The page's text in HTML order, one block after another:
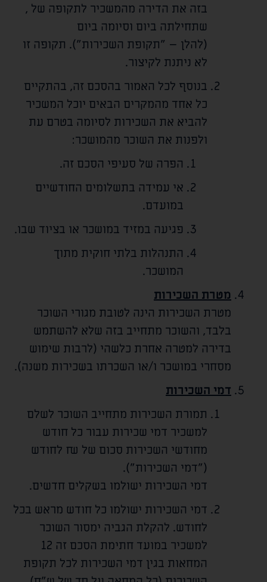
בזה את הדירה מהמשכיר לתקופה של ,
שתחילתה ביום וסיומה ביום
(להלן – "תקופת השכירות"). תקופה זו
לא ניתנת לקיצור.
בנוסף לכל האמור בהסכם זה, בהתקיים
כל אחד מהמקרים הבאים יוכל המשכיר
להביא את השכירות לסיומה בטרם עת
ולפנות את השוכר מהמושכר:
הפרה של סעיפי הסכם זה.
אי עמידה בתשלומים החודשיים
במועדם.
פגיעה במזיד במושכר או בציוד שבו.
התנהלות בלתי חוקית מתוך
המושכר.
מטרת השכירות
מטרת השכירות הינה לטובת מגורי השוכר
בלבד, והשוכר מתחייב בזה שלא להשתמש
בדירה למטרה אחרת כלשהי (לרבות שימוש
מסחרי במושכר ו/או השכרתו בשכירות משנה).
דמי השכירות
תמורת השכירות מתחייב השוכר לשלם
למשכיר דמי שכירות עבור כל חודש
מחודשי השכירות סכום של ₪ לחודש
("דמי השכירות").
דמי השכירות ישולמו בשקלים חדשים.
דמי השכירות ישולמו כל חודש מראש בכל
לחודש. להקלת הגביה ימסור השוכר
למשכיר במועד חתימת הסכם זה 12
המחאות בגין דמי השכירות לכל תקופת